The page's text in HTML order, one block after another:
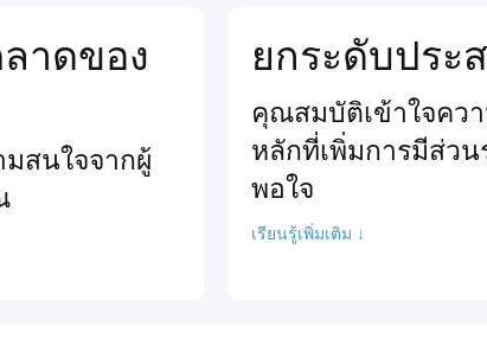
าดของ
มสนใจจากผู้
ยกระดับประ
คุณสมบัติเข้าใจคว
หลักที่เพิ่มการมีส่ว
พอใจ
เรียนรู้เพิ่มเติม ↓